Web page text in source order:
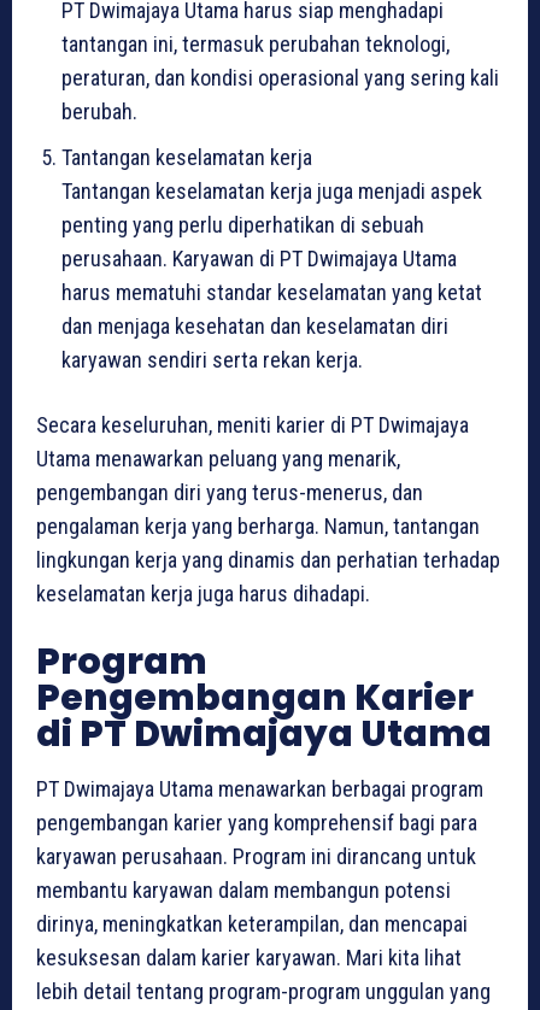
PT Dwimajaya Utama harus siap menghadapi
tantangan ini, termasuk perubahan teknologi,
peraturan, dan kondisi operasional yang sering kali
berubah.
Tantangan keselamatan kerja
Tantangan keselamatan kerja juga menjadi aspek
penting yang perlu diperhatikan di sebuah
perusahaan. Karyawan di PT Dwimajaya Utama
harus mematuhi standar keselamatan yang ketat
dan menjaga kesehatan dan keselamatan diri
karyawan sendiri serta rekan kerja.
Secara keseluruhan, meniti karier di PT Dwimajaya
Utama menawarkan peluang yang menarik,
pengembangan diri yang terus-menerus, dan
pengalaman kerja yang berharga. Namun, tantangan
lingkungan kerja yang dinamis dan perhatian terhadap
keselamatan kerja juga harus dihadapi.
Program
Pengembangan Karier
di PT Dwimajaya Utama
PT Dwimajaya Utama menawarkan berbagai program
pengembangan karier yang komprehensif bagi para
karyawan perusahaan. Program ini dirancang untuk
membantu karyawan dalam membangun potensi
dirinya, meningkatkan keterampilan, dan mencapai
kesuksesan dalam karier karyawan. Mari kita lihat
lebih detail tentang program-program unggulan yang